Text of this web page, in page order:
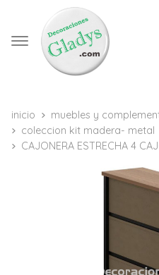
inicio muebles y
coleccion kit madera- metal